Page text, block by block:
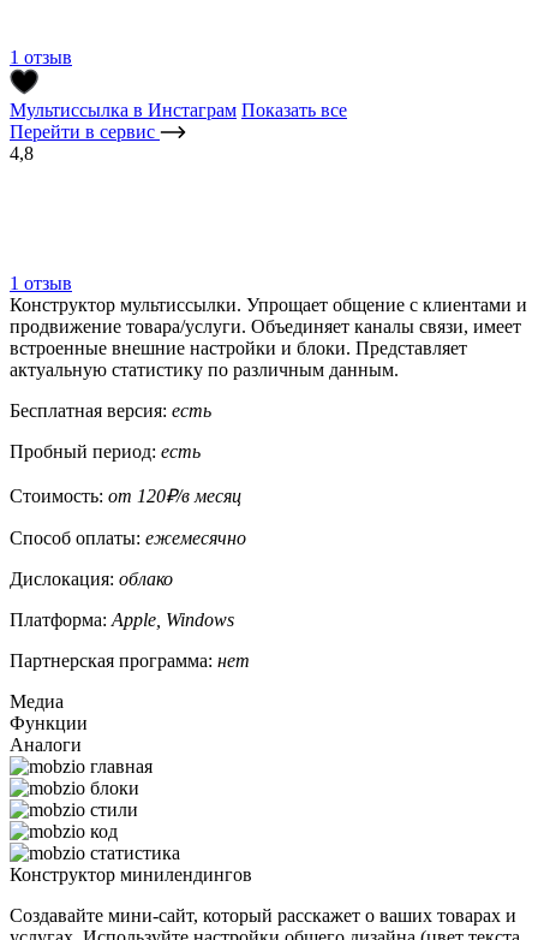
1 отзыв
Мультиссылка в Инстаграм Показать все
Перейти в сервис
4,8
1 отзыв
Конструктор мультиссылки. Упрощает общение с клиентами и
продвижение товара/услуги. Объединяет каналы связи, имеет
встроенные внешние настройки и блоки. Представляет
актуальную статистику по различным данным.
Бесплатная версия: есть
Пробный период: есть
Стоимость: от 120₽/в месяц
Способ оплаты: ежемесячно
Дислокация: облако
Платформа: Apple, Windows
Партнерская программа: нет
Медиа
Функции
Аналоги
Конструктор минилендингов
Создавайте мини-сайт, который расскажет о ваших товарах и